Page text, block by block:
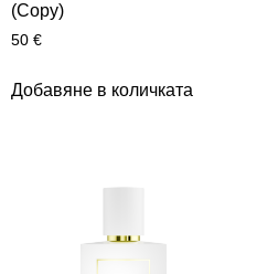
(Copy)
50 €
Добавяне в количката